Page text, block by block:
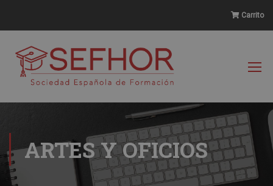
Carrito
ARTES Y OFICIOS